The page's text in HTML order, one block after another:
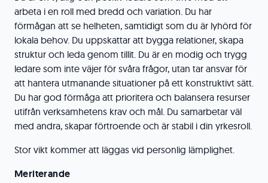
arbeta i en roll med bredd och variation. Du har
förmågan att se helheten, samtidigt som du är lyhörd för
lokala behov. Du uppskattar att bygga relationer, skapa
struktur och leda genom tillit. Du är en modig och trygg
ledare som inte väjer för svåra frågor, utan tar ansvar för
att hantera utmanande situationer på ett konstruktivt sätt.
Du har god förmåga att prioritera och balansera resurser
utifrån verksamhetens krav och mål. Du samarbetar väl
med andra, skapar förtroende och är stabil i din yrkesroll.
Stor vikt kommer att läggas vid personlig lämplighet.
Meriterande